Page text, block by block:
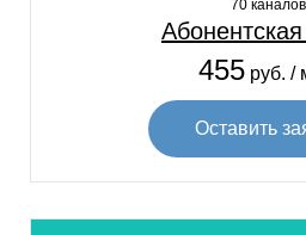
70 каналов
455руб. /
Оставить